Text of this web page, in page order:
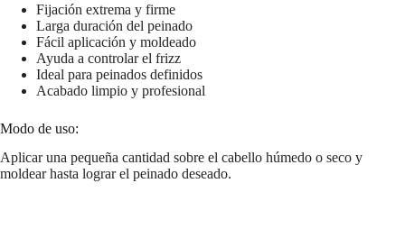
Fijación extrema y firme
Larga duración del peinado
Fácil aplicación y moldeado
Ayuda a controlar el frizz
Ideal para peinados definidos
Acabado limpio y profesional
Modo de uso:
Aplicar una pequeña cantidad sobre el cabello húmedo o seco y
moldear hasta lograr el peinado deseado.